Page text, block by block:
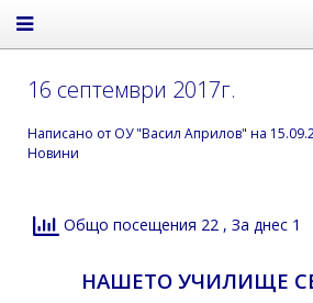
16 септември 2017г.
Написано от ОУ "Васил Априлов" на
Новини
Общо посещения 22 , За днес 1
НАШЕТО УЧИЛИЩЕ